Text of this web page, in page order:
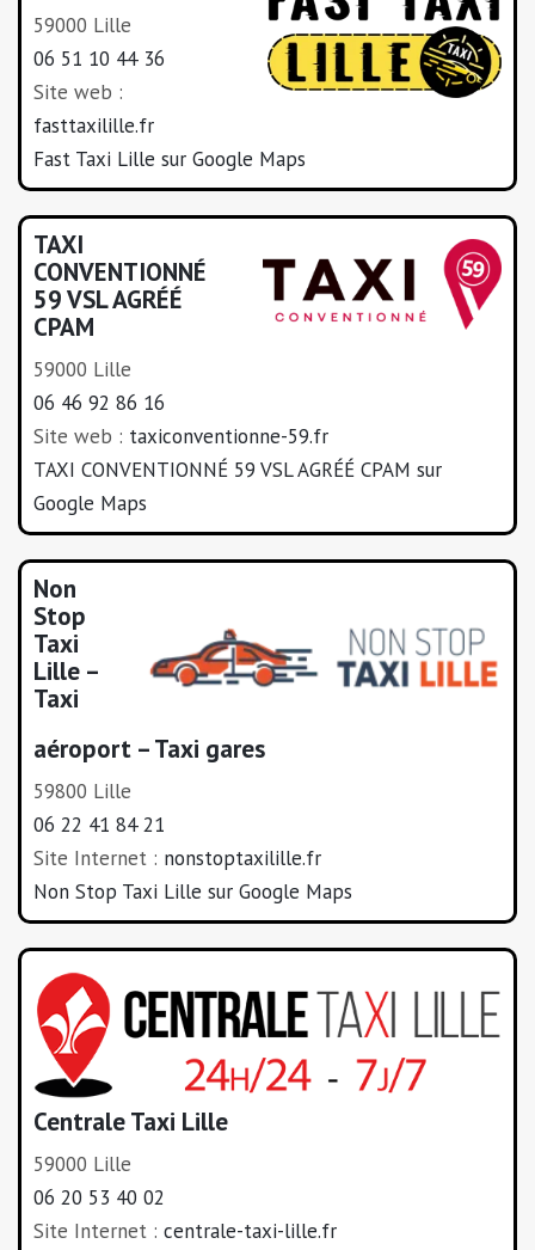
59000 Lille
06 51 10 44 36
Site web :
fasttaxilille.fr
Fast Taxi Lille sur Google Maps
TAXI
CONVENTIONNÉ
59 VSL AGRÉÉ
CPAM
59000 Lille
06 46 92 86 16
Site web : taxiconventionne-59.fr
TAXI CONVENTIONNÉ 59 VSL AGRÉÉ CPAM sur
Google Maps
Non
Stop
Taxi
Lille –
Taxi
aéroport – Taxi gares
59800 Lille
06 22 41 84 21
Site Internet : nonstoptaxilille.fr
Non Stop Taxi Lille sur Google Maps
Centrale Taxi Lille
59000 Lille
06 20 53 40 02
Site Internet : centrale-taxi-lille.fr